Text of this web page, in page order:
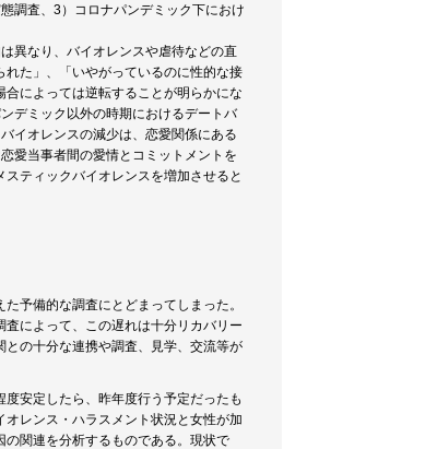
調査、3）コロナパンデミック下におけ
異なり、バイオレンスや虐待などの直
た」、「いやがっているのに性的な接
によっては逆転することが明らかにな
デミック以外の時期におけるデートバ
イオレンスの減少は、恋愛関係にある
愛当事者間の愛情とコミットメントを
ティックバイオレンスを増加させると
予備的な調査にとどまってしまった。
によって、この遅れは十分リカバリー
の十分な連携や調査、見学、交流等が
安定したら、昨年度行う予定だったも
レンス・ハラスメント状況と女性が加
関連を分析するものである。現状で